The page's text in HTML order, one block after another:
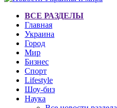
ВСЕ РАЗДЕЛЫ
Главная
Украина
Город
Мир
Бизнес
Спорт
Lifestyle
Шоу-биз
Наука